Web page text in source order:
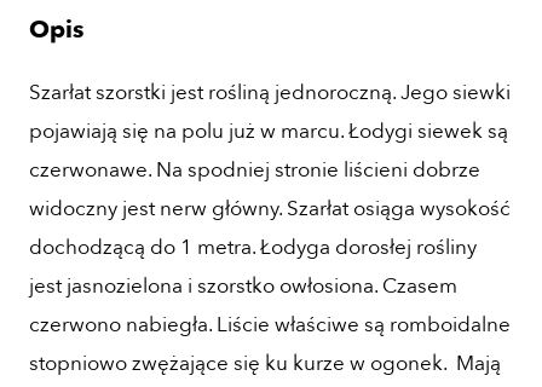
Opis
Szarłat szorstki jest rośliną jednoroczną. Jego siewki
pojawiają się na polu już w marcu. Łodygi siewek są
czerwonawe. Na spodniej stronie liścieni dobrze
widoczny jest nerw główny. Szarłat osiąga wysokość
dochodzącą do 1 metra. Łodyga dorosłej rośliny
jest jasnozielona i szorstko owłosiona. Czasem
czerwono nabiegła. Liście właściwe są romboidalne
stopniowo zwężające się ku kurze w ogonek. Mają